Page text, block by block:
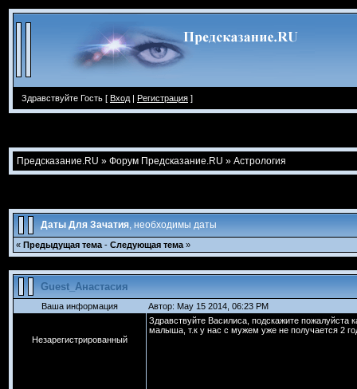
Здравствуйте Гость [ Вход | Регистрация ]
Предсказание.RU » Форум Предсказание.RU » Астрология
Даты Для Зачатия, необходимы даты
« Предыдущая тема - Следующая тема »
Guest_Анастасия
Ваша информация Автор: May 15 2014, 06:23 PM
Незарегистрированный
Здравствуйте Василиса, подскажите
малыша, т.к у нас с мужем уже не получается 2